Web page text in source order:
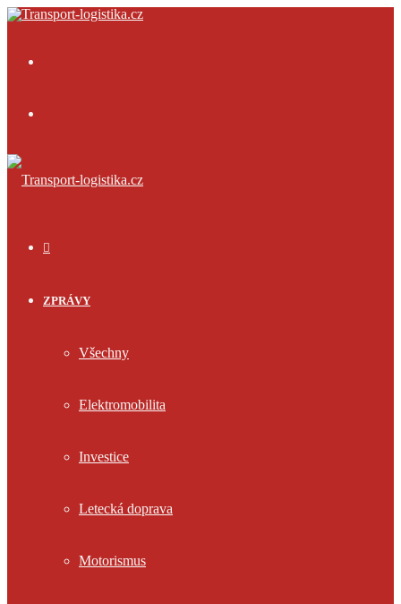
ZPRÁVY
Všechny
Elektromobilita
Investice
Letecká doprava
Motorismus